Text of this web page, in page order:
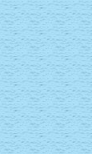
超優惠，4/1